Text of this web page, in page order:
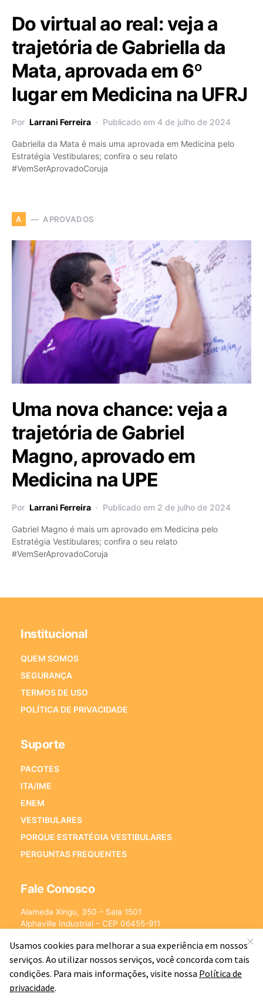
Do virtual ao real: veja a
trajetória de Gabriella da
Mata, aprovada em 6º
lugar em Medicina na UFRJ
Por Larrani Ferreira Publicado em 4 de julho de 2024
Gabriella da Mata é mais uma aprovada em Medicina pelo
Estratégia Vestibulares; confira o seu relato
#VemSerAprovadoCoruja
A APROVADOS
Uma nova chance: veja a
trajetória de Gabriel
Magno, aprovado em
Medicina na UPE
Por Larrani Ferreira Publicado em 2 de julho de 2024
Gabriel Magno é mais um aprovado em Medicina pelo
Estratégia Vestibulares; confira o seu relato
#VemSerAprovadoCoruja
Institucional
QUEM SOMOS
SEGURANÇA
TERMOS DE USO
POLÍTICA DE PRIVACIDADE
Suporte
PACOTES
ITA/IME
ENEM
VESTIBULARES
PORQUE ESTRATÉGIA VESTIBULARES
PERGUNTAS FREQUENTES
Fale Conosco
Alameda Xingu, 350 – Sala 1501
Alphaville Industrial – CEP 06455-911
E-mail:[email protected]
©2026 - Estratégia Vestibulares - Cursos Online para Vestibulares.